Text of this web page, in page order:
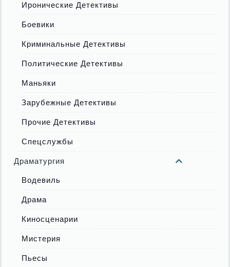
Иронические Детективы
Боевики
Криминальные Детективы
Политические Детективы
Маньяки
Зарубежные Детективы
Прочие Детективы
Спецслужбы
Драматургия
Водевиль
Драма
Киносценарии
Мистерия
Пьесы